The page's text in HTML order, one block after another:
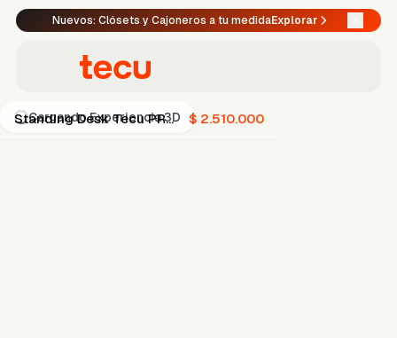
Nuevos: Clósets y Cajoneros a tu medidaExplorar
Standing Desk Tecu PRO $ 2.510.000
Cargando Experiencia 3D